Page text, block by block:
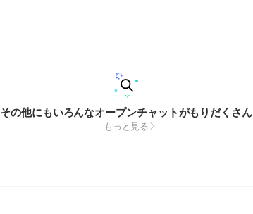
その他にもいろんなオープンチャットがもりだくさん
もっと見る